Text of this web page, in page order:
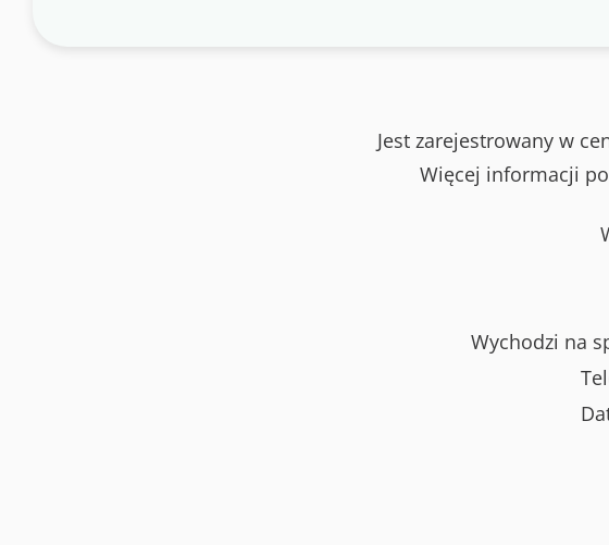
Jest zarejestrowany w
Więcej informacji
Wychodzi na